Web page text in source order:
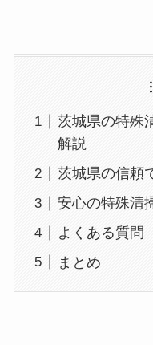
茨城県の特殊
解説
茨城県の信頼
安心の特殊清
よくある質問
まとめ